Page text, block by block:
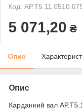
Код:
5 071,20 ₴
Опис
Опис
Карданний вал